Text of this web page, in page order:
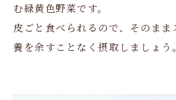
む緑黄色野菜です。
皮ごと食べられるので、そのまま
養を余すことなく摂取しましょう。